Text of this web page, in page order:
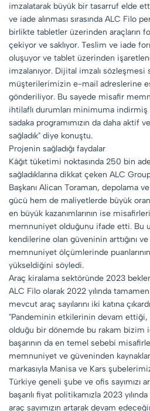
imzalatarak büyük bir tasarruf elde
ve iade alınması sırasında ALC Filo
birlikte tabletler üzerinden araçların
çekiyor ve saklıyor. Teslim ve iade
oluşuyor ve tablet üzerinden
imzalanıyor. Dijital imzalı sözleşmesi
müşterilerimizin e-mail adreslerine
gönderiliyor. Bu sayede misafir
ihtilaflı durumları minimuma
sadaka programımızın da daha aktif
sağladık" diye konuştu.
Projenin sağladığı faydalar
Kâğıt tüketimi noktasında 250 bin
sağladıklarına dikkat çeken ALC
Başkanı Alican Toraman, depolama
gücü hem de maliyetlerde büyük
en büyük kazanımlarının ise
memnuniyet olduğunu ifade etti. Bu
kendilerine olan güveninin arttığını ve
memnuniyet ölçümlerinde
yükseldiğini söyledi.
Araç kiralama sektöründe 2023
ALC Filo olarak 2022 yılında
mevcut araç sayılarını iki katına
"Pandeminin etkilerinin devam ettiği,
olduğu bir dönemde bu rakam bizim
başarının da en temel sebebi
memnuniyet ve güveninden
markasıyla Manisa ve Kars
Türkiye geneli şube ve ofis sayımızı
başarılı fiyat politikamızla 2023
araç sayımızın artarak devam